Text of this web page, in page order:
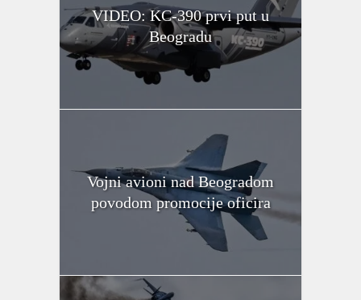
VIDEO: KC-390 prvi put u
Beogradu
Vojni avioni nad Beogradom
povodom promocije oficira